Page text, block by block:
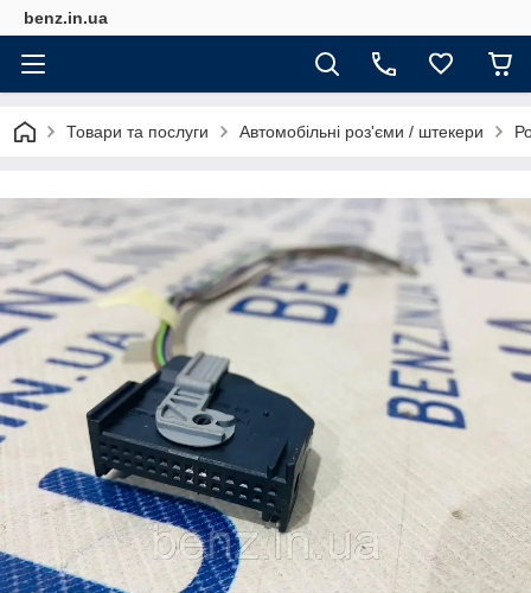
benz.in.ua
Товари та послуги Автомобільні роз'єми / штекери